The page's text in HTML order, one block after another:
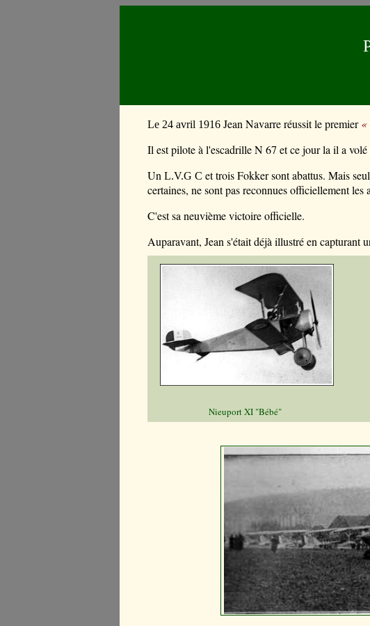
Le 24 avril 1916 Jean Navarre réussit le premier«
Il est pilote à l'escadrille N 67 et ce jour la il a volé
Un L.V.G C et trois Fokker sont abattus. Mais
certaines, ne sont pasreconnues officiellement les
C'est sa neuvième victoire officielle.
Auparavant, Jean s'était déjà illustré en capturant
Nieuport XI "Bébé"